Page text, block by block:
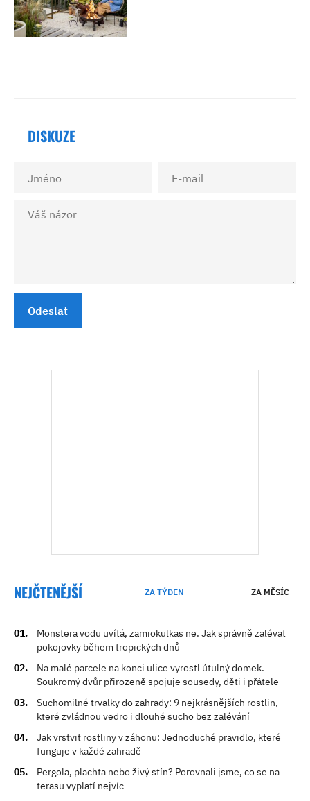
DISKUZE
Odeslat
NEJČTENĚJŠÍ ZA TÝDEN ZA MĚSÍC
Monstera vodu uvítá, zamiokulkas ne. Jak správně zalévat
pokojovky během tropických dnů
Na malé parcele na konci ulice vyrostl útulný domek.
Soukromý dvůr přirozeně spojuje sousedy, děti i přátele
Suchomilné trvalky do zahrady: 9 nejkrásnějších rostlin,
které zvládnou vedro i dlouhé sucho bez zalévání
Jak vrstvit rostliny v záhonu: Jednoduché pravidlo, které
funguje v každé zahradě
Pergola, plachta nebo živý stín? Porovnali jsme, co se na
terasu vyplatí nejvíc